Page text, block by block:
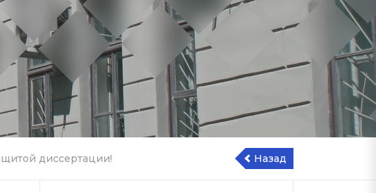
диссертации! Назад